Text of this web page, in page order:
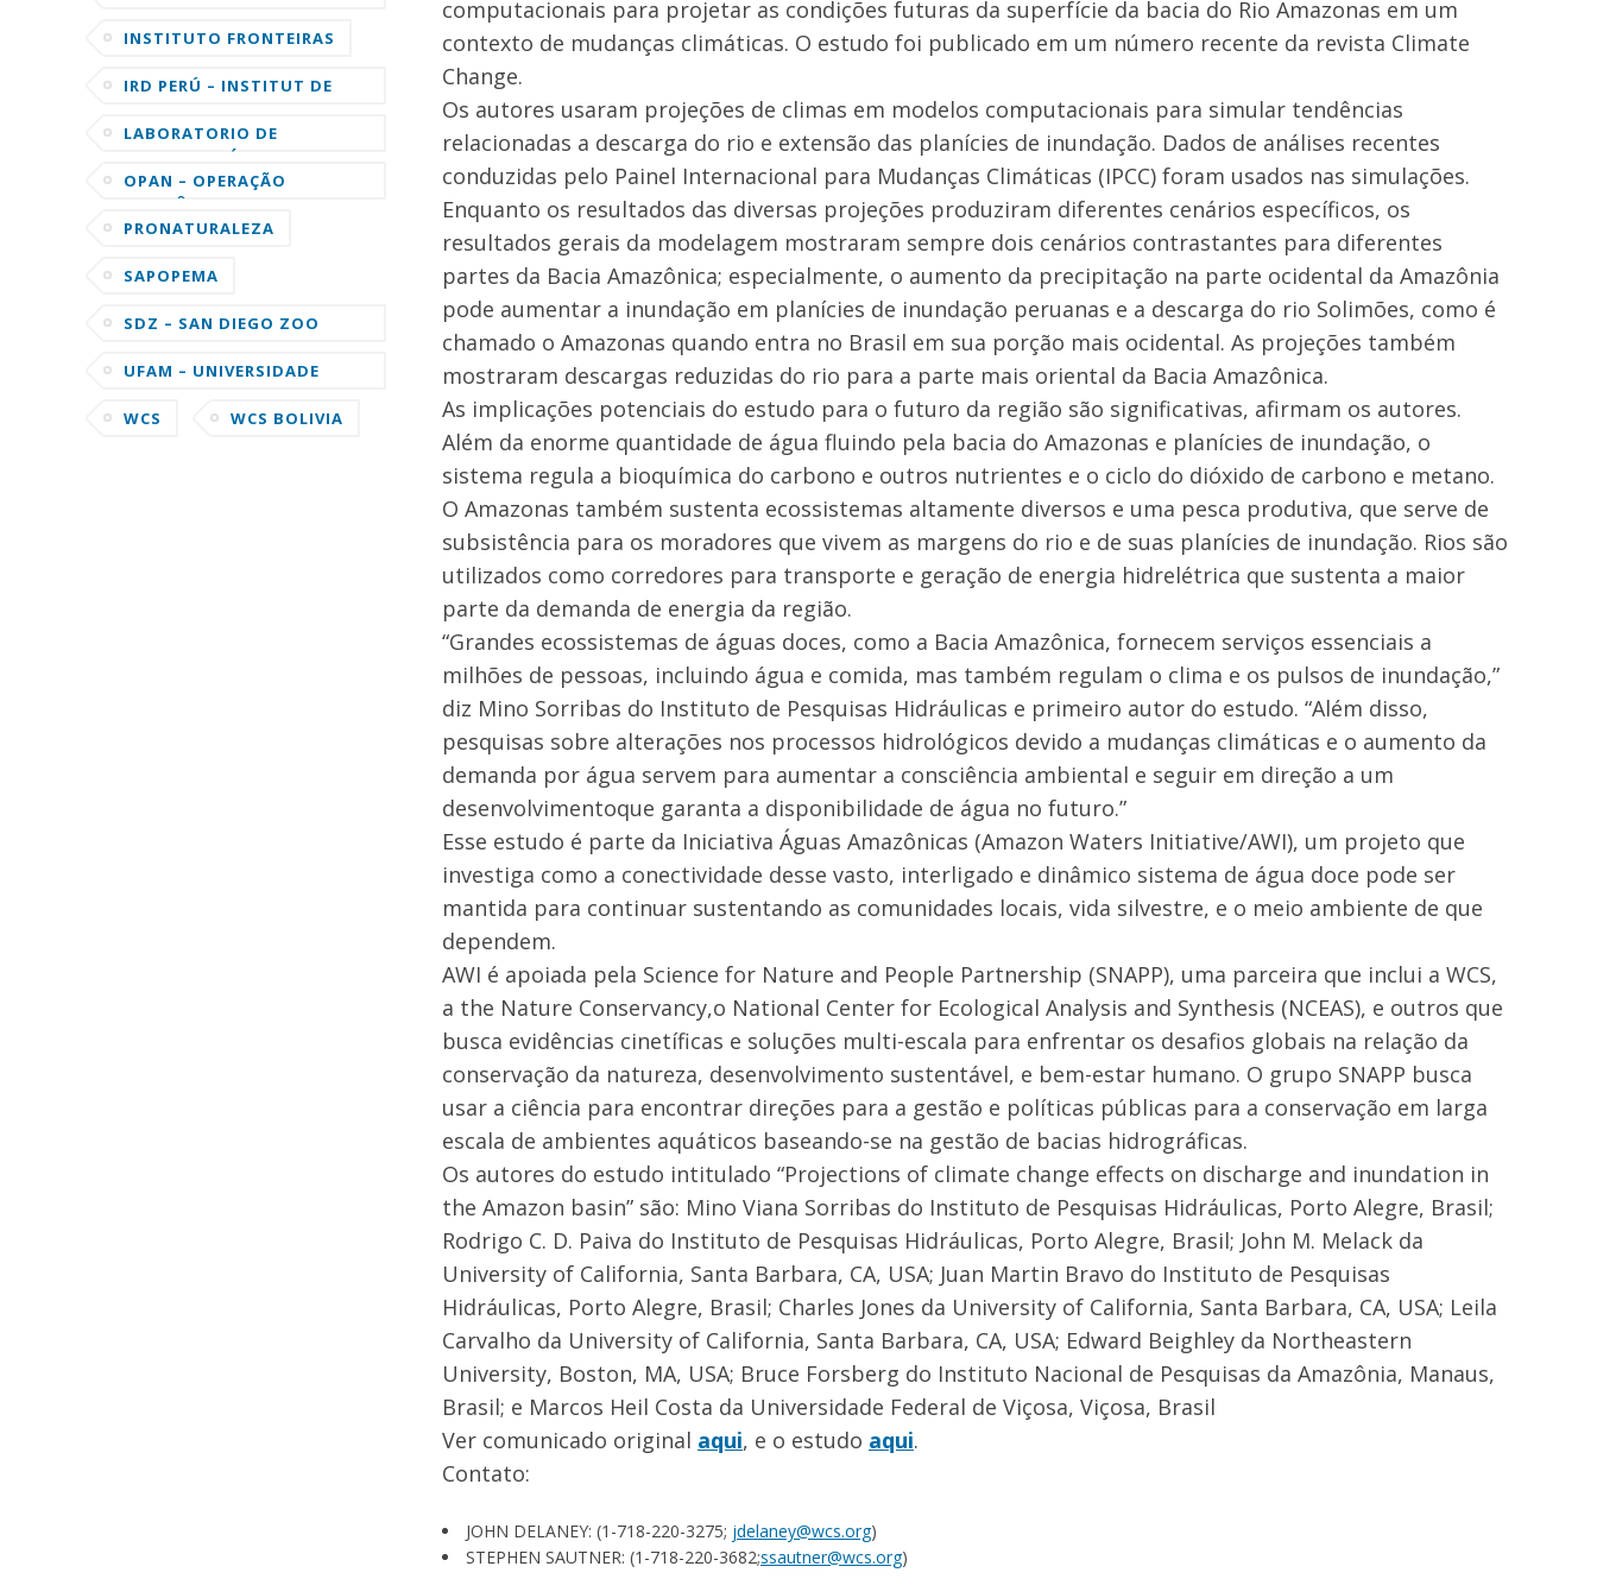
computacionais para projetar as condições futuras da superfície da bacia do Rio Amazonas em um
contexto de mudanças climáticas. O estudo foi publicado em um número recente da revista Climate
Change.
Os autores usaram projeções de climas em modelos computacionais para simular tendências
relacionadas a descarga do rio e extensão das planícies de inundação. Dados de análises recentes
conduzidas pelo Painel Internacional para Mudanças Climáticas (IPCC) foram usados nas simulações.
Enquanto os resultados das diversas projeções produziram diferentes cenários específicos, os
resultados gerais da modelagem mostraram sempre dois cenários contrastantes para diferentes
partes da Bacia Amazônica; especialmente, o aumento da precipitação na parte ocidental da Amazônia
pode aumentar a inundação em planícies de inundação peruanas e a descarga do rio Solimões, como é
chamado o Amazonas quando entra no Brasil em sua porção mais ocidental. As projeções também
mostraram descargas reduzidas do rio para a parte mais oriental da Bacia Amazônica.
As implicações potenciais do estudo para o futuro da região são significativas, afirmam os autores.
Além da enorme quantidade de água fluindo pela bacia do Amazonas e planícies de inundação, o
sistema regula a bioquímica do carbono e outros nutrientes e o ciclo do dióxido de carbono e metano.
O Amazonas também sustenta ecossistemas altamente diversos e uma pesca produtiva, que serve de
subsistência para os moradores que vivem as margens do rio e de suas planícies de inundação. Rios são
utilizados como corredores para transporte e geração de energia hidrelétrica que sustenta a maior
parte da demanda de energia da região.
“Grandes ecossistemas de águas doces, como a Bacia Amazônica, fornecem serviços essenciais a
milhões de pessoas, incluindo água e comida, mas também regulam o clima e os pulsos de inundação,”
diz Mino Sorribas do Instituto de Pesquisas Hidráulicas e primeiro autor do estudo. “Além disso,
pesquisas sobre alterações nos processos hidrológicos devido a mudanças climáticas e o aumento da
demanda por água servem para aumentar a consciência ambiental e seguir em direção a um
desenvolvimentoque garanta a disponibilidade de água no futuro.”
Esse estudo é parte da Iniciativa Águas Amazônicas (Amazon Waters Initiative/AWI), um projeto que
investiga como a conectividade desse vasto, interligado e dinâmico sistema de água doce pode ser
mantida para continuar sustentando as comunidades locais, vida silvestre, e o meio ambiente de que
dependem.
AWI é apoiada pela Science for Nature and People Partnership (SNAPP), uma parceira que inclui a WCS,
a the Nature Conservancy,o National Center for Ecological Analysis and Synthesis (NCEAS), e outros que
busca evidências cinetíficas e soluções multi-escala para enfrentar os desafios globais na relação da
conservação da natureza, desenvolvimento sustentável, e bem-estar humano. O grupo SNAPP busca
usar a ciência para encontrar direções para a gestão e políticas públicas para a conservação em larga
escala de ambientes aquáticos baseando-se na gestão de bacias hidrográficas.
Os autores do estudo intitulado “Projections of climate change effects on discharge and inundation in
the Amazon basin” são: Mino Viana Sorribas do Instituto de Pesquisas Hidráulicas, Porto Alegre, Brasil;
Rodrigo C. D. Paiva do Instituto de Pesquisas Hidráulicas, Porto Alegre, Brasil; John M. Melack da
University of California, Santa Barbara, CA, USA; Juan Martin Bravo do Instituto de Pesquisas
Hidráulicas, Porto Alegre, Brasil; Charles Jones da University of California, Santa Barbara, CA, USA; Leila
Carvalho da University of California, Santa Barbara, CA, USA; Edward Beighley da Northeastern
University, Boston, MA, USA; Bruce Forsberg do Instituto Nacional de Pesquisas da Amazônia, Manaus,
Brasil; e Marcos Heil Costa da Universidade Federal de Viçosa, Viçosa, Brasil
Ver comunicado original aqui, e o estudo aqui.
Contato:
JOHN DELANEY: (1-718-220-3275; jdelaney@wcs.org)
STEPHEN SAUTNER: (1-718-220-3682;ssautner@wcs.org)
AMAZONIA PERUANA
INSTITUTO FRONTEIRAS
IRD PERÚ – INSTITUT DE
DÉVELOPPEMENT
LABORATORIO DE
ORNITOLOGÍA DE LA
UNIVERSIDAD DE CORNELL
OPAN – OPERAÇÃO
AMAZÔNIA NATIVA
PRONATURALEZA
SAPOPEMA
SDZ – SAN DIEGO ZOO
UFAM – UNIVERSIDADE
WCS
WCS BOLIVIA